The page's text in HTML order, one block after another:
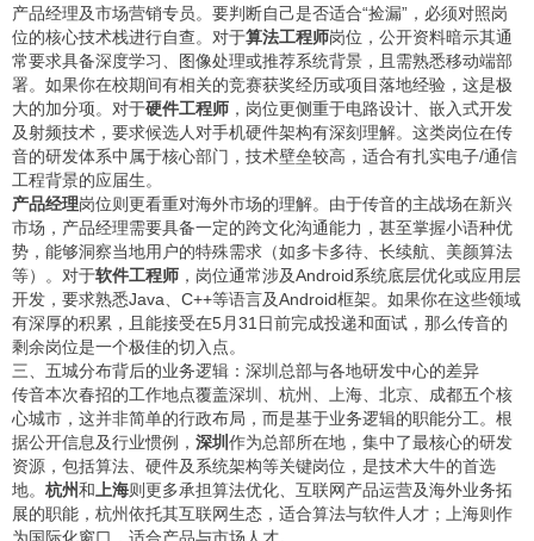
产品经理及市场营销专员。要判断自己是否适合“捡漏”，必须对照岗
位的核心技术栈进行自查。对于算法工程师岗位，公开资料暗示其通
常要求具备深度学习、图像处理或推荐系统背景，且需熟悉移动端部
署。如果你在校期间有相关的竞赛获奖经历或项目落地经验，这是极
大的加分项。对于硬件工程师 ，岗位更侧重于电路设计、嵌入式开发
及射频技术，要求候选人对手机硬件架构有深刻理解。这类岗位在传
音的研发体系中属于核心部门，技术壁垒较高，适合有扎实电子/通信
工程背景的应届生。
产品经理岗位则更看重对海外市场的理解。由于传音的主战场在新兴
市场，产品经理需要具备一定的跨文化沟通能力，甚至掌握小语种优
势，能够洞察当地用户的特殊需求（如多卡多待、长续航、美颜算法
等）。对于软件工程师 ，岗位通常涉及Android系统底层优化或应用层
开发，要求熟悉Java、C++等语言及Android框架。如果你在这些领域
有深厚的积累，且能接受在5月31日前完成投递和面试，那么传音的
剩余岗位是一个极佳的切入点。
三、五城分布背后的业务逻辑：深圳总部与各地研发中心的差异
传音本次春招的工作地点覆盖深圳、杭州、上海、北京、成都五个核
心城市，这并非简单的行政布局，而是基于业务逻辑的职能分工。根
据公开信息及行业惯例， 深圳 作为总部所在地，集中了最核心的研发
资源，包括算法、硬件及系统架构等关键岗位，是技术大牛的首选
地。 杭州和 上海则更多承担算法优化、互联网产品运营及海外业务拓
展的职能，杭州依托其互联网生态，适合算法与软件人才；上海则作